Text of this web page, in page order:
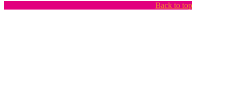
Back to top